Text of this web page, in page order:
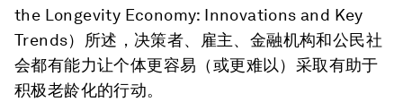
the Longevity Economy: Innovations and Key
Trends）所述，决策者、雇主、金融机构和公民社
会都有能力让个体更容易（或更难以）采取有助于
积极老龄化的行动。